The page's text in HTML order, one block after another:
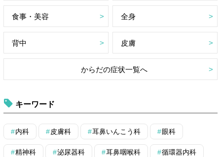
食事・美容 全身
背中 皮膚
からだの症状一覧へ
キーワード
内科 皮膚科 耳鼻いんこう科 眼科
精神科 泌尿器科 耳鼻咽喉科 循環器内科